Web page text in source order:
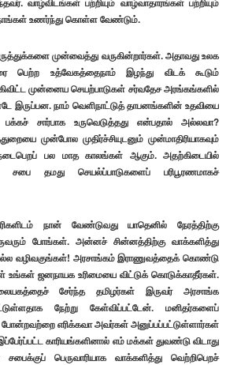
உணர்ந்து கொள்ள வேண்டும்.
முன்வைத்து வருகின்றார்கள். அதாவது உலக
பெற்ற உத்வேகத்தைநாம் இழந்து விடக் கூடும்
முன்னைய செயற்பாடுகள் சர்வதேச அரங்கங்களில்
இருப்பன. நாம் வெளிநாட்டுத் தாபனங்களின் உதவியை
பக்கச் சார்பாக உருவெடுத்தது என்பதால் அல்லவா?
முன்போல முதிர்ச்சியுடனும் முன்மாதிரியாகவும்
பல மாத காலங்கள் ஆகும். அதற்கிடையில்
தமது செயல்ப்பாடுகளைப் பரிபூரணமாகச்
நான் வேண்டுவது யாதெனில் நேரத்திற்கு
போங்கள். அன்னச் சின்னத்திற்கு வாக்களித்து
வழிவகுங்கள்! அரசாங்கம் இராணுவத்தைக் கொண்டு
ஜனநாயக உரிமையை விட்டுக் கொடுக்காதீர்கள்.
சேர்ந்த தமிழர்கள் இருவர் அரசாங்க
நேற்று கேள்விப்பட்டேன். மனிதர்களைப்
போன்றவற்றை எரிக்கவா அவர்கள் அனுப்பப்பட்டுள்ளார்கள்
காரியங்களினால் எம் மக்கள் துவண்டு விடாது
பெருவாரியாக வாக்களித்து வெற்றிபெறச்